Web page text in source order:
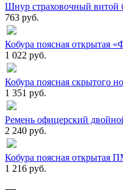
Шнур страховочный витой
763 руб.
Кобура поясная открытая
1 022 руб.
Кобура поясная скрытого
1 351 руб.
Ремень офицерский
2 240 руб.
Кобура поясная открытая
1 216 руб.